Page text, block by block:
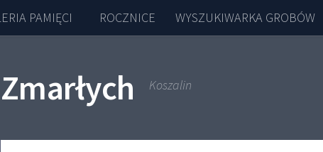
PAMIĘCI ROCZNICE WYSZUKIWARKA GROBÓW
Koszalin